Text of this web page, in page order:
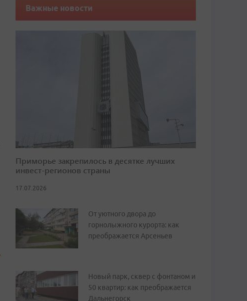
Важные новости
Приморье закрепилось в десятке лучших
инвест-регионов страны
17.07.2026
От уютного двора до
горнолыжного курорта: как
преображается Арсеньев
Новый парк, сквер с фонтаном и
50 квартир: как преображается
Дальнегорск